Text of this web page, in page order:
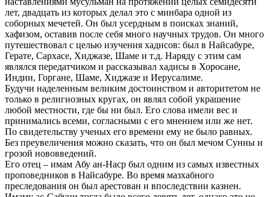
лет, двадцать из которых делал это с минбара одной из
соборных мечетей. Он был усердным в поисках знаний,
хафизом, оставив после себя много научных трудов. Он много
путешествовал с целью изучения хадисов: был в Найсабуре,
Герате, Сархасе, Хиджазе, Шаме и т.д. Наряду с этим сам
являлся передатчиком и рассказывал хадисы в Хоросане,
Индии, Горгане, Шаме, Хиджазе и Иерусалиме.
Будучи наделенным великим достоинством и авторитетом не
только в религиозных кругах, он являл собой украшение
любой местности, где бы ни был. Его слова имели вес и
принимались всеми, согласными с его мнением или же нет.
По свидетельству ученых его времени ему не было равных.
Без преувеличения можно сказать, что он был мечом Сунны и
грозой нововведений.
Его отец – имам Абу ан-Наср был одним из самых известных
проповедников в Найсабуре. Во время мазхабного
преследования он был арестован и впоследствии казнен.